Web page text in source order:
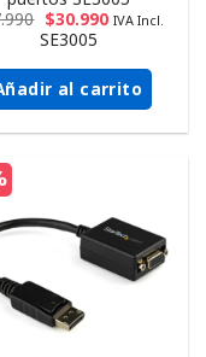
$30.990 IVA Incl.
SE3005
al carrito